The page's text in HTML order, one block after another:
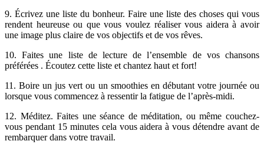
9. Écrivez une liste du bonheur. Faire une liste des choses qui vous
rendent heureuse ou que vous voulez réaliser vous aidera à avoir
une image plus claire de vos objectifs et de vos rêves.
10. Faites une liste de lecture de l’ensemble de vos chansons
préférées . Écoutez cette liste et chantez haut et fort!
11. Boire un jus vert ou un smoothies en débutant votre journée ou
lorsque vous commencez à ressentir la fatigue de l’après-midi.
12. Méditez. Faites une séance de méditation, ou même couchez-
vous pendant 15 minutes cela vous aidera à vous détendre avant de
rembarquer dans votre travail.